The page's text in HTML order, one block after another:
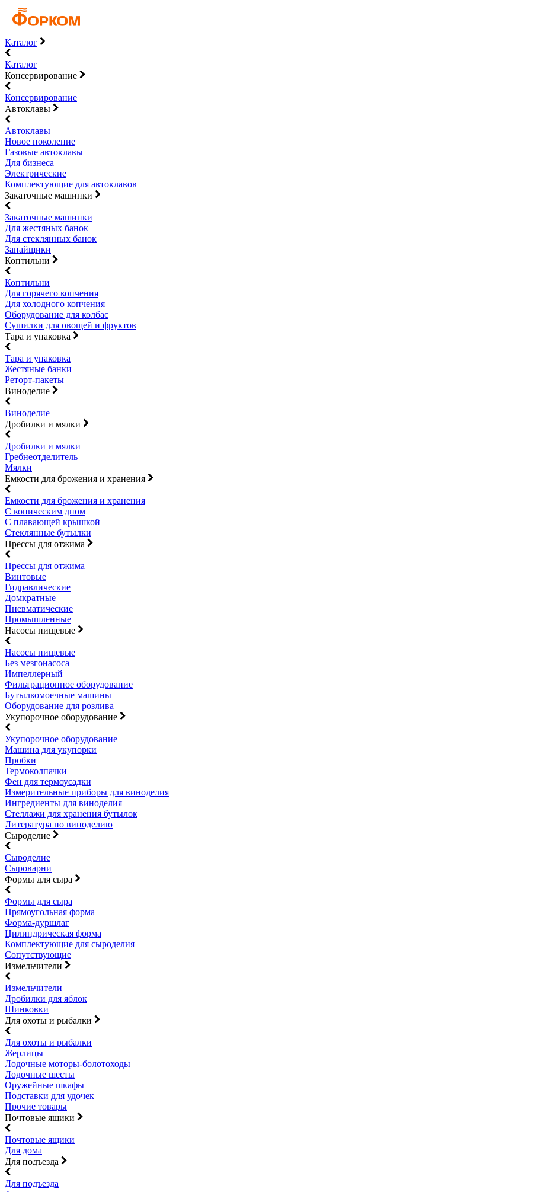
Каталог
Каталог
Консервирование
Консервирование
Автоклавы
Автоклавы
Новое поколение
Газовые автоклавы
Для бизнеса
Электрические
Комплектующие для автоклавов
Закаточные машинки
Закаточные машинки
Для жестяных банок
Для стеклянных банок
Запайщики
Коптильни
Коптильни
Для горячего копчения
Для холодного копчения
Оборудование для колбас
Сушилки для овощей и фруктов
Тара и упаковка
Тара и упаковка
Жестяные банки
Реторт-пакеты
Виноделие
Виноделие
Дробилки и мялки
Дробилки и мялки
Гребнеотделитель
Мялки
Емкости для брожения и хранения
Емкости для брожения и хранения
С коническим дном
С плавающей крышкой
Стеклянные бутылки
Прессы для отжима
Прессы для отжима
Винтовые
Гидравлические
Домкратные
Пневматические
Промышленные
Насосы пищевые
Насосы пищевые
Без мезгонасоса
Импеллерный
Фильтрационное оборудование
Бутылкомоечные машины
Оборудование для розлива
Укупорочное оборудование
Укупорочное оборудование
Машина для укупорки
Пробки
Термоколпачки
Фен для термоусадки
Измерительные приборы для виноделия
Ингредиенты для виноделия
Стеллажи для хранения бутылок
Литература по виноделию
Сыроделие
Сыроделие
Сыроварни
Формы для сыра
Формы для сыра
Прямоугольная форма
Форма-дуршлаг
Цилиндрическая форма
Комплектующие для сыроделия
Сопутствующие
Измельчители
Измельчители
Дробилки для яблок
Шинковки
Для охоты и рыбалки
Для охоты и рыбалки
Жерлицы
Лодочные моторы-болотоходы
Лодочные шесты
Оружейные шкафы
Подставки для удочек
Прочие товары
Почтовые ящики
Почтовые ящики
Для дома
Для подъезда
Для подъезда